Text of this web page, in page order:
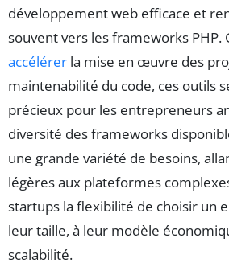
développement web efficace et
souvent vers les frameworks PHP.
accélérer la mise en œuvre des
maintenabilité du code, ces outils
précieux pour les entrepreneurs
diversité des frameworks
une grande variété de besoins,
légères aux plateformes
startups la flexibilité de choisir un
leur taille, à leur modèle
scalabilité.